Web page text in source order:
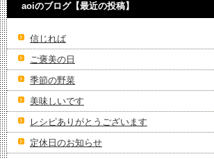
aoiのブログ【最近の投稿】
信じれば
ご褒美の日
季節の野菜
美味しいです
レシピありがとうございます
定休日のお知らせ